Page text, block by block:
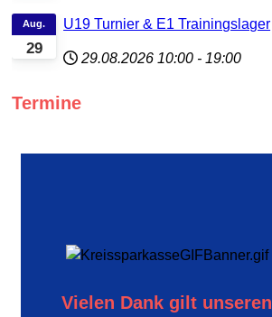
29
Aug. U19 Turnier & E1 Trainingslager
29.08.2026 10:00 - 19:00
Termine
Vielen Dank gilt unseren